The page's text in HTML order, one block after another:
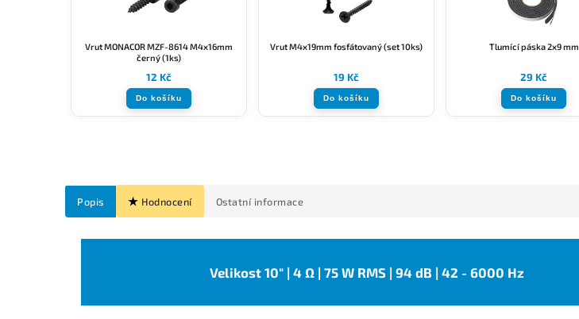
Vrut MONACOR MZF-8614 M4x16mm
černý (1ks)
12 Kč
Do košíku
Vrut M4x19mm fosfátovaný (set 10ks)
19 Kč
Do košíku
Tlumící páska 2x9 mm
29 Kč
Do košíku
Popis Hodnocení Ostatní informace
Velikost 10" | 4 Ω | 75 W RMS | 94 dB | 42 - 6000 Hz